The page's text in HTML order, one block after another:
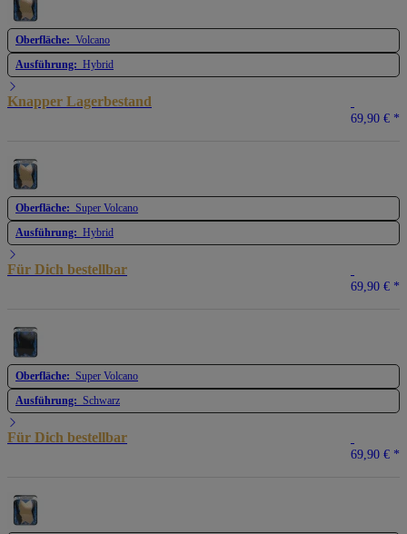
Oberfläche: Volcano
Ausführung: Hybrid
Knapper Lagerbestand
69,90 € *
Oberfläche: Super Volcano
Ausführung: Hybrid
Für Dich bestellbar
69,90 € *
Oberfläche: Super Volcano
Ausführung: Schwarz
Für Dich bestellbar
69,90 € *